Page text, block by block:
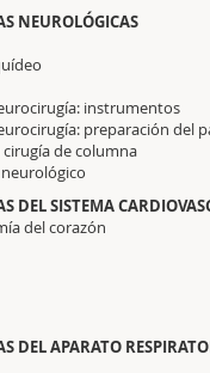
NEUROLÓGICAS
instrumentos
preparación del
de columna
DEL SISTEMA
del corazón
DEL APARATO